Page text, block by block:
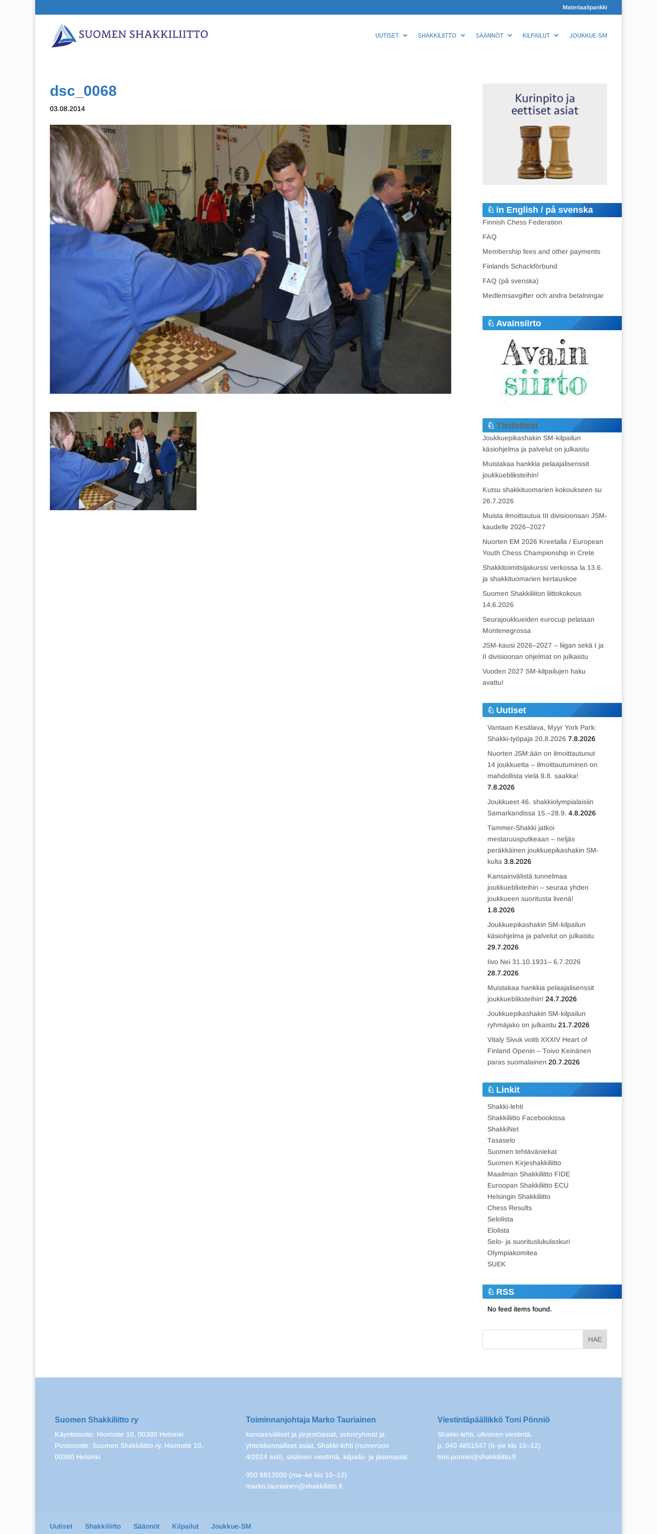
Materiaalipankki
UUTISET SHAKKILIITTO SÄÄNNÖT KILPAILUT JOUKKUE-SM
dsc_0068
03.08.2014
in English / på svenska
Finnish Chess Federation
FAQ
Membership fees and other payments
Finlands Schackförbund
FAQ (på svenska)
Medlemsavgifter och andra betalningar
Avainsiirto
Tiedotteet
Joukkuepikashakin SM-kilpailun
käsiohjelma ja palvelut on julkaistu
Muistakaa hankkia pelaajalisenssit
joukkuebliksteihin!
Kutsu shakkituomarien kokoukseen su
26.7.2026
Muista ilmoittautua III divisioonaan JSM-
kaudelle 2026–2027
Nuorten EM 2026 Kreetalla / European
Youth Chess Championship in Crete
Shakkitoimitsijakurssi verkossa la 13.6.
ja shakkituomarien kertauskoe
Suomen Shakkiliiton liittokokous
14.6.2026
Seurajoukkueiden eurocup pelataan
Montenegrossa
JSM-kausi 2026–2027 – liigan sekä I ja
II divisioonan ohjelmat on julkaistu
Vuoden 2027 SM-kilpailujen haku
avattu!
Uutiset
Vantaan Kesälava, Myyr York Park:
Shakki-työpaja 20.8.2026 7.8.2026
Nuorten JSM:ään on ilmoittautunut
14 joukkuetta – ilmoittautuminen on
mahdollista vielä 9.8. saakka!
7.8.2026
Joukkueet 46. shakkiolympialaisiin
Samarkandissa 15.–28.9. 4.8.2026
Tammer-Shakki jatkoi
mestaruusputkeaan – neljäs
peräkkäinen joukkuepikashakin SM-
kulta 3.8.2026
Kansainvälistä tunnelmaa
joukkueblixteihin – seuraa yhden
joukkueen suoritusta livenä!
1.8.2026
Joukkuepikashakin SM-kilpailun
käsiohjelma ja palvelut on julkaistu
29.7.2026
Iivo Nei 31.10.1931– 6.7.2026
28.7.2026
Muistakaa hankkia pelaajalisenssit
joukkuebliksteihin! 24.7.2026
Joukkuepikashakin SM-kilpailun
ryhmäjako on julkaistu 21.7.2026
Vitaly Sivuk voitti XXXIV Heart of
Finland Openin – Toivo Keinänen
paras suomalainen 20.7.2026
Linkit
Shakki-lehti
Shakkiliitto Facebookissa
ShakkiNet
Tasaselo
Suomen tehtäväniekat
Suomen Kirjeshakkiliitto
Maailman Shakkiliitto FIDE
Euroopan Shakkiliitto ECU
Helsingin Shakkiliitto
Chess Results
Selolista
Elolista
Selo- ja suorituslukulaskuri
Olympiakomitea
SUEK
RSS
No feed items found.
Suomen Shakkiliitto ry
Käyntiosoite: Hiomotie 10, 00380 Helsinki
Postiosoite: Suomen Shakkiliitto ry, Hiomotie 10,
00380 Helsinki
Toiminnanjohtaja Marko Tauriainen
kansainväliset ja järjestöasiat, sidosryhmät ja
yhteiskunnalliset asiat, Shakki-lehti (numeroon
4/2024 asti), sisäinen viestintä, kilpailu- ja jäsenasiat.
050 5813500 (ma–ke klo 10–12)
marko.tauriainen@shakkiliitto.fi
Viestintäpäällikkö Toni Pönniö
Shakki-lehti, ulkoinen viestintä.
p. 040 4851547 (ti–pe klo 10–12)
toni.ponnio@shakkiliitto.fi
Uutiset Shakkiliitto Säännöt Kilpailut Joukkue-SM